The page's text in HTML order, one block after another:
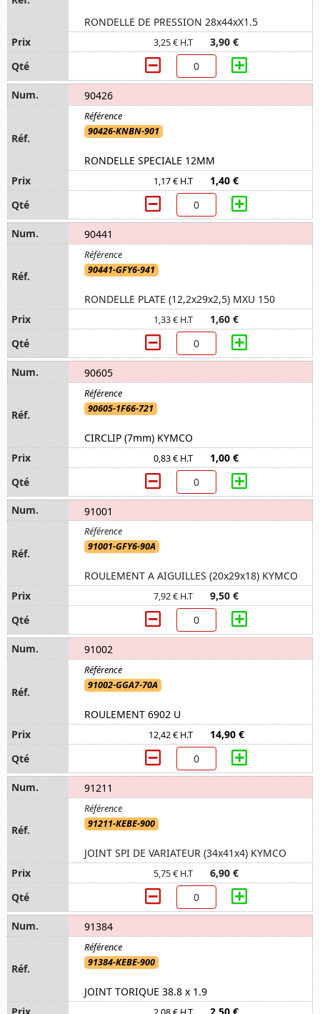
RONDELLE DE PRESSION 28x44xX1.5
3,25 € H.T 3,90 €
90426
90426-KNBN-901
RONDELLE SPECIALE 12MM
1,17 € H.T 1,40 €
90441
90441-GFY6-941
RONDELLE PLATE (12,2x29x2,5) MXU 150
1,33 € H.T 1,60 €
90605
90605-1F66-721
CIRCLIP (7mm) KYMCO
0,83 € H.T 1,00 €
91001
91001-GFY6-90A
ROULEMENT A AIGUILLES (20x29x18) KYMCO
7,92 € H.T 9,50 €
91002
91002-GGA7-70A
ROULEMENT 6902 U
12,42 € H.T 14,90 €
91211
91211-KEBE-900
JOINT SPI DE VARIATEUR (34x41x4) KYMCO
5,75 € H.T 6,90 €
91384
91384-KEBE-900
JOINT TORIQUE 38.8 x 1.9
2,50 €